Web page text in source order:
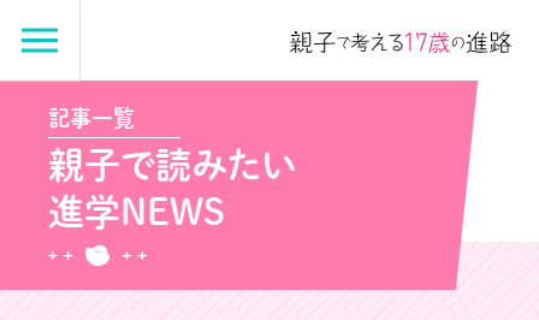
記事一覧
親子で読みたい
進学NEWS